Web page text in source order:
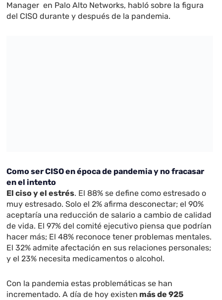
Manager en Palo Alto Networks, habló sobre la figura
del CISO durante y después de la pandemia.
Como ser CISO en época de pandemia y no fracasar
en el intento
El ciso y el estrés. El 88% se define como estresado o
muy estresado. Solo el 2% afirma desconectar; el 90%
aceptaría una reducción de salario a cambio de calidad
de vida. El 97% del comité ejecutivo piensa que podrían
hacer más; El 48% reconoce tener problemas mentales.
El 32% admite afectación en sus relaciones personales;
y el 23% necesita medicamentos o alcohol.
Con la pandemia estas problemáticas se han
incrementado. A día de hoy existen más de 925